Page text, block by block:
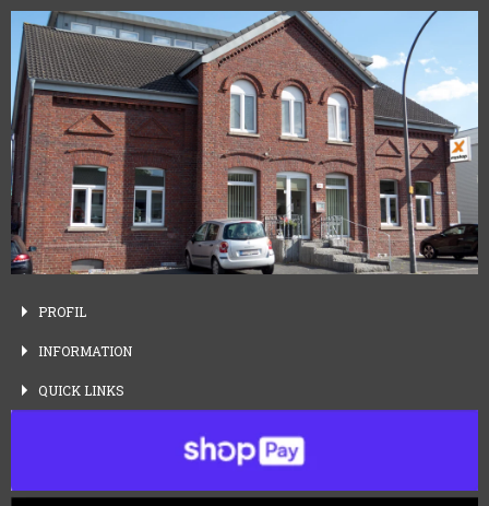
PROFIL
INFORMATION
QUICK LINKS